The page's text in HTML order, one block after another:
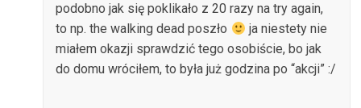
podobno jak się poklikało z 20 razy na try again,
to np. the walking dead poszło
ja niestety nie
miałem okazji sprawdzić tego osobiście, bo jak
do domu wróciłem, to była już godzina po “akcji” :/